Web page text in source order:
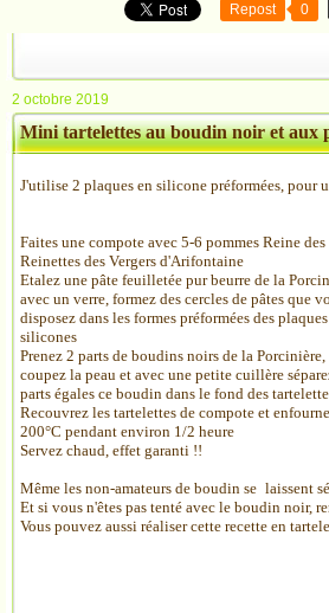
Repost 0
2 octobre 2019
Mini tartelettes au boudin noir et aux
J'utilise 2 plaques en silicone préformées, pour
Faites une compote avec 5-6 pommes Reine des
Reinettes des Vergers d'Arifontaine
Etalez une pâte feuilletée pur beurre de la
avec un verre, formez des cercles de pâtes que
disposez dans les formes préformées des plaques
silicones
Prenez 2 parts de boudins noirs de la Porcinière,
coupez la peau et avec une petite cuillère
parts égales ce boudin dans le fond des
Recouvrez les tartelettes de compote et
200°C pendant environ 1/2 heure
Servez chaud, effet garanti !!
Même les non-amateurs de boudin se laissent
Et si vous n'êtes pas tenté avec le boudin noir,
Vous pouvez aussi réaliser cette recette en